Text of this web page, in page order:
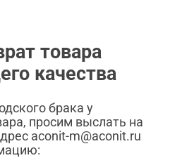
товара
качества
брака у
просим выслать на
aconit-m@aconit.ru